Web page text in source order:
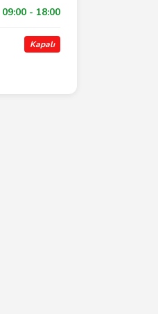
09:00 - 18:00
Kapalı